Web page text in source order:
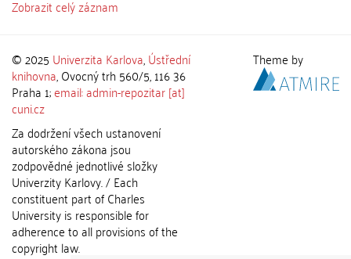
Zobrazit celý záznam
© 2025 Univerzita Karlova,Ústřední
knihovna, Ovocný trh 560/5, 116 36
Praha 1;email: admin-repozitar [at]
cuni.cz
Za dodržení všech ustanovení
autorského zákona jsou
zodpovědné jednotlivé složky
Univerzity Karlovy. / Each
constituent part of Charles
University is responsible for
adherence to all provisions of the
copyright law.
Theme by